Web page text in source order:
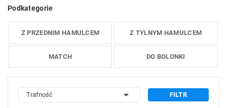
Podkategorie
Z PRZEDNIM HAMULCEM Z TYLNYM HAMULCEM
MATCH DO BOLONKI
Trafność  FILTR